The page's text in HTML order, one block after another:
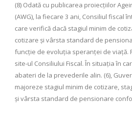
(8) Odată cu publicarea proiecţiilor
(AWG), la fiecare 3 ani, Consiliul fiscal
care verifică dacă stagiul minim de
cotizare şi vârsta standard de
funcţie de evoluţia speranţei de viaţă.
site-ul Consiliului Fiscal. În situaţia în
abateri de la prevederile alin. (6),
majoreze stagiul minim de cotizare,
şi vârsta standard de pensionare